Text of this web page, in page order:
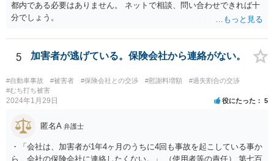
都内である必要はありません。 ネットで相談、問い合わせできれば十
分でしょう。
5 加害者が逃げている。保険会社から連絡がない。
#自動車事故 #被害者 #保険会社との交渉 #慰謝料増額
#過失割合の交渉
#むち打ち被害
2024年1月29日 役にたった 5
匿名A 弁護士
・「会社は、加害者が1年4ヶ月のうちに4回も事故を起こしている事か
ら、会社の保険会社に連絡したくない。」 （使用者等の責任） 第七百